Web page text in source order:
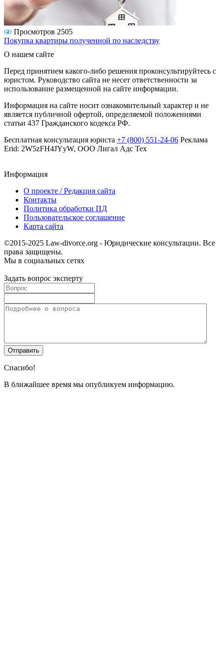
Просмотров 2505
Покупка квартиры полученной по наследству
О нашем сайте
Перед принятием какого-либо решения проконсультируйтесь с
юристом. Руководство сайта не несет ответственности за
использование размещенной на сайте информации.
Информация на сайте носит ознакомительный характер и не
является публичной офертой, определяемой положениями
статьи 437 Гражданского кодекса РФ.
Бесплатная консультация юриста +7 (800) 551-24-06 Реклама
Erid: 2W5zFH4JYyW, ООО Лигал Адс Тех
Информация
О проекте / Редакция сайта
Контакты
Политика обработки ПД
Пользовательское соглашение
Карта сайта
©2015-2025 Law-divorce.org - Юридические консультации. Все
права защищены.
Мы в социальных сетях
Задать вопрос эксперту
Спасибо!
В ближайшее время мы опубликуем информацию.